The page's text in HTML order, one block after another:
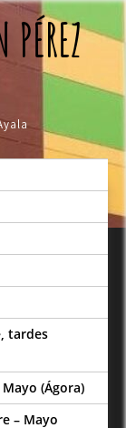
tardes
(Ágora)
– Mayo